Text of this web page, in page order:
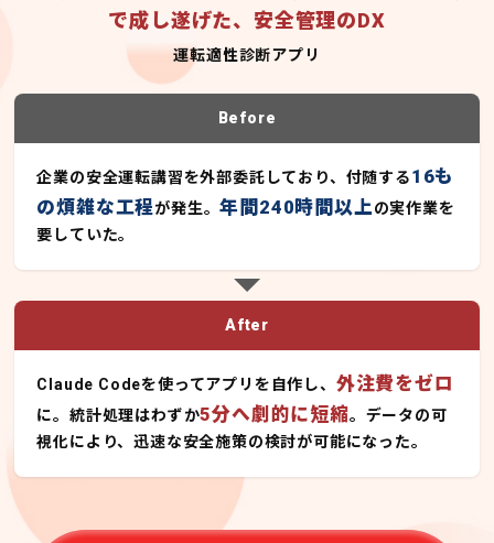
で成し遂げた、安全管理のDX
運転適性診断アプリ
Before
企業の安全運転講習を外部委託しており、付随する16も
の煩雑な工程が発生。年間240時間以上の実作業を
要していた。
After
Claude Codeを使ってアプリを自作し、 外注費をゼロ
に。統計処理はわずか5分へ劇的に短縮。データの可
視化により、迅速な安全施策の検討が可能になった。